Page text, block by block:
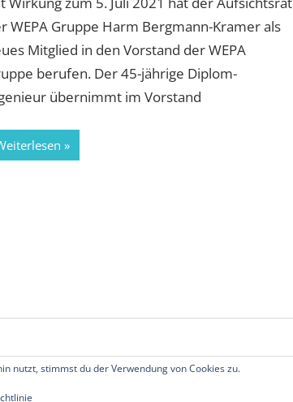
WEPA Gruppe Harm Bergmann-Kramer als
Mitglied in den Vorstand der WEPA
berufen. Der 45-jährige Diplom-
übernimmt im Vorstand
nutzt, stimmst du der Verwendung von Cookies zu.